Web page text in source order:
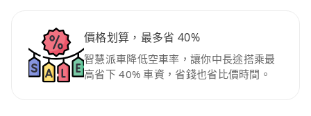
價格划算，最多省 40%
智慧派車降低空車率，讓你中長途搭乘最
高省下 40% 車資，省錢也省比價時間。